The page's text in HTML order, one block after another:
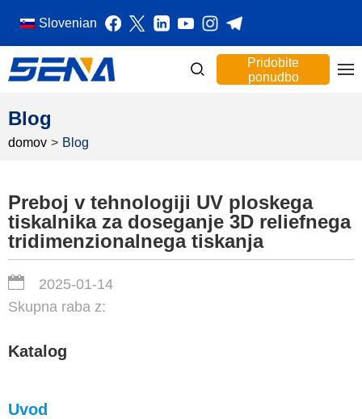
Slovenian
Pridobite
ponudbo
Blog
domov > Blog
Preboj v tehnologiji UV ploskega
tiskalnika za doseganje 3D reliefnega
tridimenzionalnega tiskanja
2025-01-14
Skupna raba z:
Katalog
Uvod